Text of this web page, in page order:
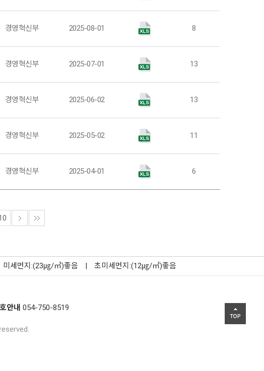
경영혁신부 2025-08-01 8
경영혁신부 2025-07-01 13
경영혁신부 2025-06-02 13
경영혁신부 2025-05-02 11
경영혁신부 2025-04-01 6
미세먼지:(23㎍/㎥)좋음 | 초미세먼지:(12㎍/㎥)좋음
안내 054-750-8519